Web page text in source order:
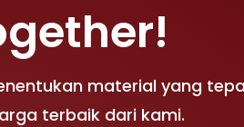
material yang
terbaik dari kami.